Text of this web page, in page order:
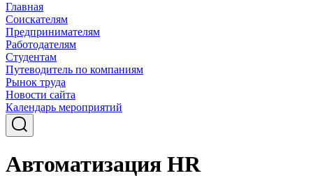
Главная
Соискателям
Предпринимателям
Работодателям
Студентам
Путеводитель по компаниям
Рынок труда
Новости сайта
Календарь мероприятий
Автоматизация HR